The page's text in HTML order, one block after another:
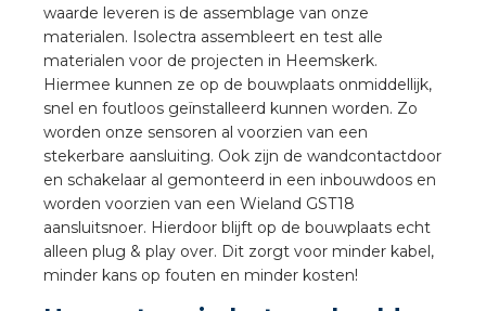
waarde leveren is de assemblage van onze
materialen. Isolectra assembleert en test alle
materialen voor de projecten in Heemskerk.
Hiermee kunnen ze op de bouwplaats onmiddellijk,
snel en foutloos geïnstalleerd kunnen worden. Zo
worden onze sensoren al voorzien van een
stekerbare aansluiting. Ook zijn de wandcontactdoor
en schakelaar al gemonteerd in een inbouwdoos en
worden voorzien van een Wieland GST18
aansluitsnoer. Hierdoor blijft op de bouwplaats echt
alleen plug & play over. Dit zorgt voor minder kabel,
minder kans op fouten en minder kosten!
installeren in de tuinbouw
stekerbare vlakkabel
GST®
RST®